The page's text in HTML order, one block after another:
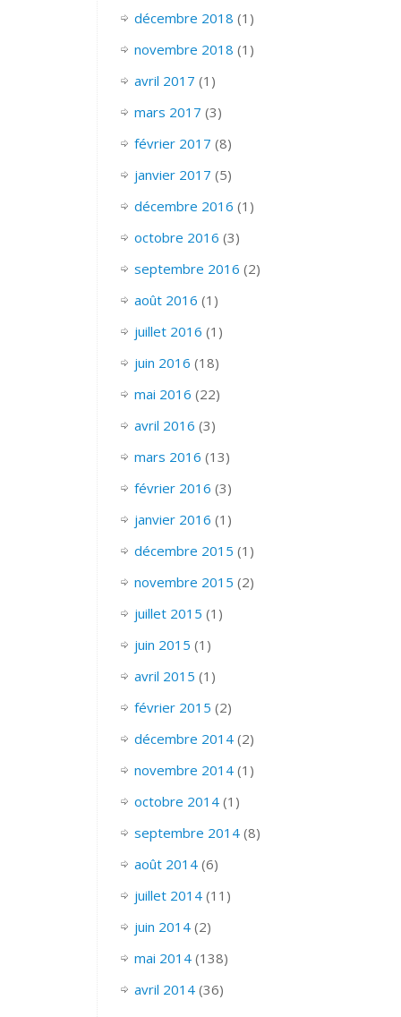
décembre 2018 (1)
novembre 2018 (1)
avril 2017 (1)
mars 2017 (3)
février 2017 (8)
janvier 2017 (5)
décembre 2016 (1)
octobre 2016 (3)
septembre 2016 (2)
août 2016 (1)
juillet 2016 (1)
juin 2016 (18)
mai 2016 (22)
avril 2016 (3)
mars 2016 (13)
février 2016 (3)
janvier 2016 (1)
décembre 2015 (1)
novembre 2015 (2)
juillet 2015 (1)
juin 2015 (1)
avril 2015 (1)
février 2015 (2)
décembre 2014(2)
novembre 2014(1)
octobre 2014(1)
septembre 2014(8)
août 2014(6)
juillet 2014(11)
juin 2014(2)
mai 2014(138)
avril 2014(36)